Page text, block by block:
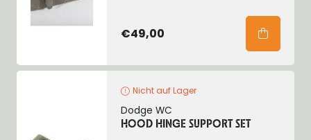
€49,00
Nicht auf Lager
Dodge WC
HOOD HINGE SUPPORT SET